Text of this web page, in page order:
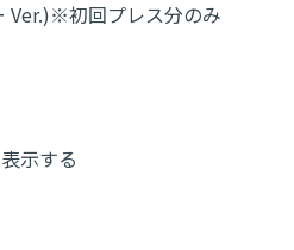
Ver.)※初回プレス分のみ
示する